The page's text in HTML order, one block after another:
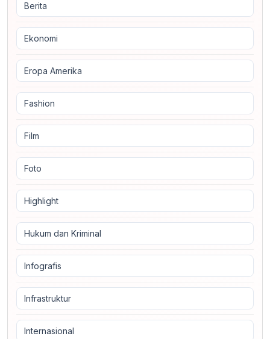
Berita
Ekonomi
Eropa Amerika
Fashion
Film
Foto
Highlight
Hukum dan Kriminal
Infografis
Infrastruktur
Internasional